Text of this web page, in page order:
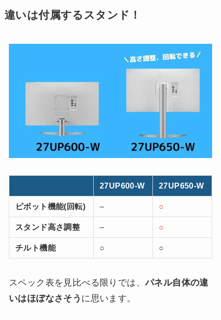
違いは付属するスタンド！
27UP600-W 27UP650-W
ピボット機能(回転) – ○
スタンド高さ調整 – ○
チルト機能 ○ ○
スペック表を見比べる限りでは、パネル自体の違
いはほぼなさそう に思います。